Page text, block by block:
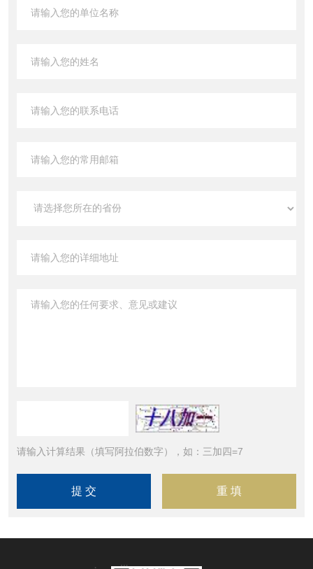
请输入计算结果（填写阿拉伯数字），如：三加四=7